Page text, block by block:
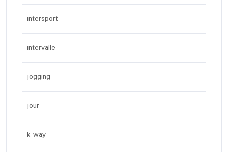
intersport
intervalle
jogging
jour
k way